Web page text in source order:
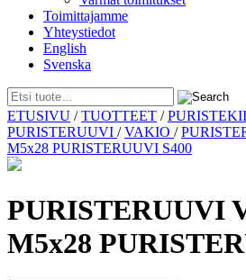
Toimittajamme
Yhteystiedot
English
Svenska
Skip
to
content
ETUSIVU /TUOTTEET /
PURISTERUUVI /VAKIO /
M5x28 PURISTERUUVI S400
PURISTERUUVI
M5x28